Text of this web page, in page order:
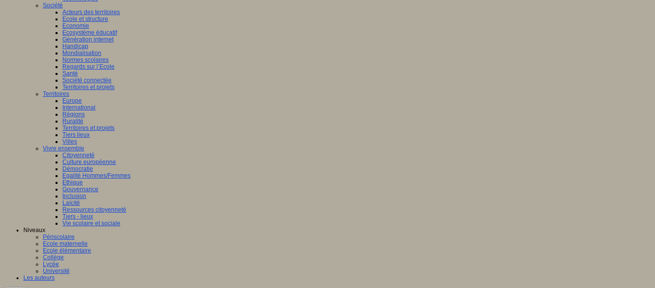
Société
Acteurs des territoires
Ecole et structure
Economie
Ecosystème éducatif
Génération internet
Handicap
Mondialisation
Normes scolaires
Regards sur l’Ecole
Santé
Société connectée
Territoires et projets
Territoires
Europe
International
Régions
Ruralité
Territoires et projets
Tiers lieux
Villes
Vivre ensemble
Citoyenneté
Culture européenne
Démocratie
Egalité Hommes/Femmes
Ethique
Gouvernance
Inclusion
Laïcité
Ressources citoyenneté
Tiers - lieux
Vie scolaire et sociale
Niveaux
Périscolaire
Ecole maternelle
Ecole élémentaire
Collège
Lycée
Université
Les auteurs